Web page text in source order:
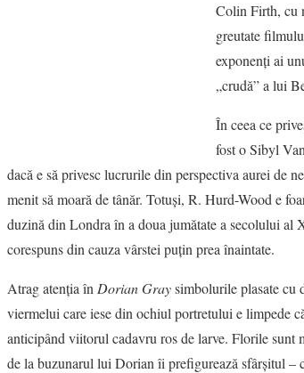
Colin Firth, cu
greutate
exponenţi ai
„crudă” a lui
În ceea ce
fost o Sibyl
dacă e să privesc lucrurile din perspectiva aurei de
menit să moară de tânăr. Totuşi, R. Hurd-Wood e
duzină din Londra în a doua jumătate a secolului
corespuns din cauza vârstei puţin prea înaintate.
Atrag atenţia în Dorian Graysimbolurile plasate cu
viermelui care iese din ochiul portretului e limpede
anticipând viitorul cadavru ros de larve. Florile sunt
de la buzunarul lui Dorian îi prefigurează sfârşitul –